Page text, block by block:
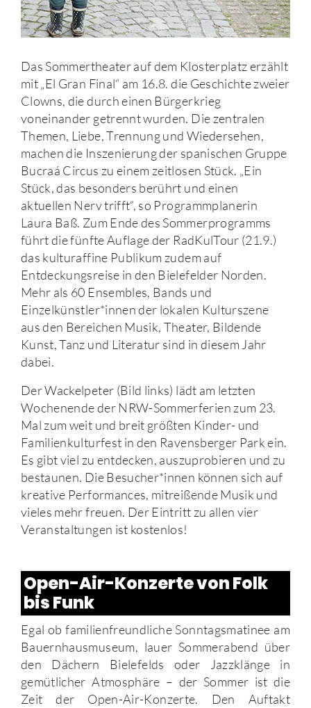
Das Sommertheater auf dem Klosterplatz erzählt
mit „El Gran Final“ am 16.8. die Geschichte zweier
Clowns, die durch einen Bürgerkrieg
voneinander getrennt wurden. Die zentralen
Themen, Liebe, Trennung und Wiedersehen,
machen die Inszenierung der spanischen Gruppe
Bucraá Circus zu einem zeitlosen Stück. „Ein
Stück, das besonders berührt und einen
aktuellen Nerv trifft“, so Programmplanerin
Laura Baß. Zum Ende des Sommerprogramms
führt die fünfte Auflage der RadKulTour (21.9.)
das kulturaffine Publikum zudem auf
Entdeckungsreise in den Bielefelder Norden.
Mehr als 60 Ensembles, Bands und
Einzelkünstler*innen der lokalen Kulturszene
aus den Bereichen Musik, Theater, Bildende
Kunst, Tanz und Literatur sind in diesem Jahr
dabei.
Der Wackelpeter (Bild links) lädt am letzten
Wochenende der NRW-Sommerferien zum 23.
Mal zum weit und breit größten Kinder- und
Familienkulturfest in den Ravensberger Park ein.
Es gibt viel zu entdecken, auszuprobieren und zu
bestaunen. Die Besucher*innen können sich auf
kreative Performances, mitreißende Musik und
vieles mehr freuen. Der Eintritt zu allen vier
Veranstaltungen ist kostenlos!
Open-Air-Konzerte von Folk
bis Funk
Egal ob familienfreundliche Sonntagsmatinee am
Bauernhausmuseum, lauer Sommerabend über
den Dächern Bielefelds oder Jazzklänge in
gemütlicher Atmosphäre – der Sommer ist die
Zeit der Open-Air-Konzerte. Den Auftakt